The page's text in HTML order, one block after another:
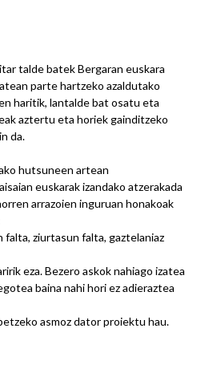
talde batek Bergaran euskara
parte hartzeko azaldutako
haritik, lantalde bat osatu eta
aztertu eta horiek gainditzeko
da.
hutsuneen artean
euskarak izandako atzerakada
arrazoien inguruan honakoak
falta, ziurtasun falta, gaztelaniaz
eza. Bezero askok nahiago izatea
baina nahi hori ez adieraztea
asmoz dator proiektu hau.